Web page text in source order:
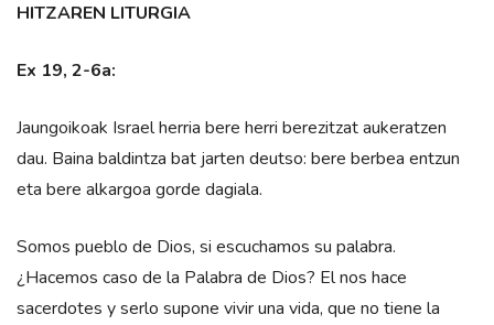
HITZAREN LITURGIA
Ex 19, 2-6a:
Jaungoikoak Israel herria bere herri berezitzat aukeratzen
dau. Baina baldintza bat jarten deutso: bere berbea entzun
eta bere alkargoa gorde dagiala.
Somos pueblo de Dios, si escuchamos su palabra.
¿Hacemos caso de la Palabra de Dios? El nos hace
sacerdotes y serlo supone vivir una vida, que no tiene la